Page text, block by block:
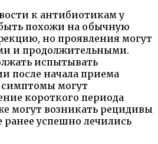
к антибиотикам у
похожи на обычную
но проявления могут
и продолжительными.
испытывать
после начала приема
могут
короткого периода
могут возникать рецидивы
успешно лечились